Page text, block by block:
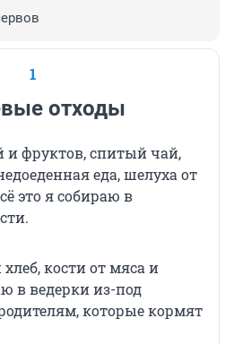
1
отходы
и фруктов, спитый чай,
еда, шелуха от
это я собираю в
кости от мяса и
в ведерки из-под
которые кормят